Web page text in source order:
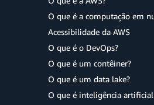
O que é a computação em
Acessibilidade da AWS
O que é o DevOps?
O que é um contêiner?
O que é um data lake?
O que é inteligência artificial